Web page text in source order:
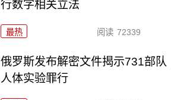
行数字相关立法
最热 阅读 72339
俄罗斯发布解密文件揭示731部队
人体实验罪行